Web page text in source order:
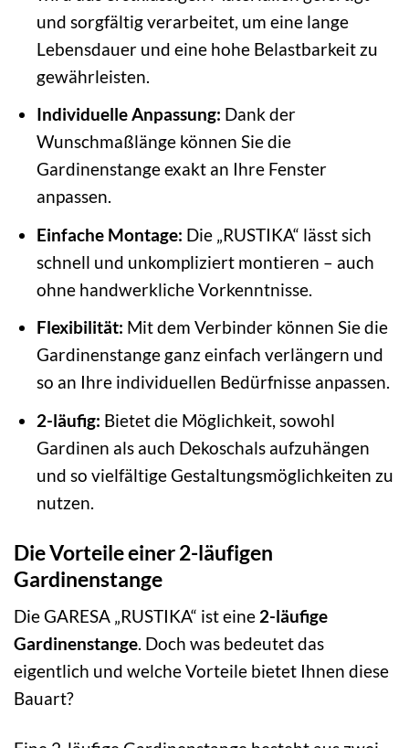
und sorgfältig verarbeitet, um eine lange
Lebensdauer und eine hohe Belastbarkeit zu
gewährleisten.
Individuelle Anpassung: Dank der
Wunschmaßlänge können Sie die
Gardinenstange exakt an Ihre Fenster
anpassen.
Einfache Montage: Die „RUSTIKA“ lässt sich
schnell und unkompliziert montieren – auch
ohne handwerkliche Vorkenntnisse.
Flexibilität: Mit dem Verbinder können Sie die
Gardinenstange ganz einfach verlängern und
so an Ihre individuellen Bedürfnisse anpassen.
2-läufig: Bietet die Möglichkeit, sowohl
Gardinen als auch Dekoschals aufzuhängen
und so vielfältige Gestaltungsmöglichkeiten zu
nutzen.
Die Vorteile einer 2-läufigen
Gardinenstange
Die GARESA „RUSTIKA“ ist eine 2-läufige
Gardinenstange. Doch was bedeutet das
eigentlich und welche Vorteile bietet Ihnen diese
Bauart?